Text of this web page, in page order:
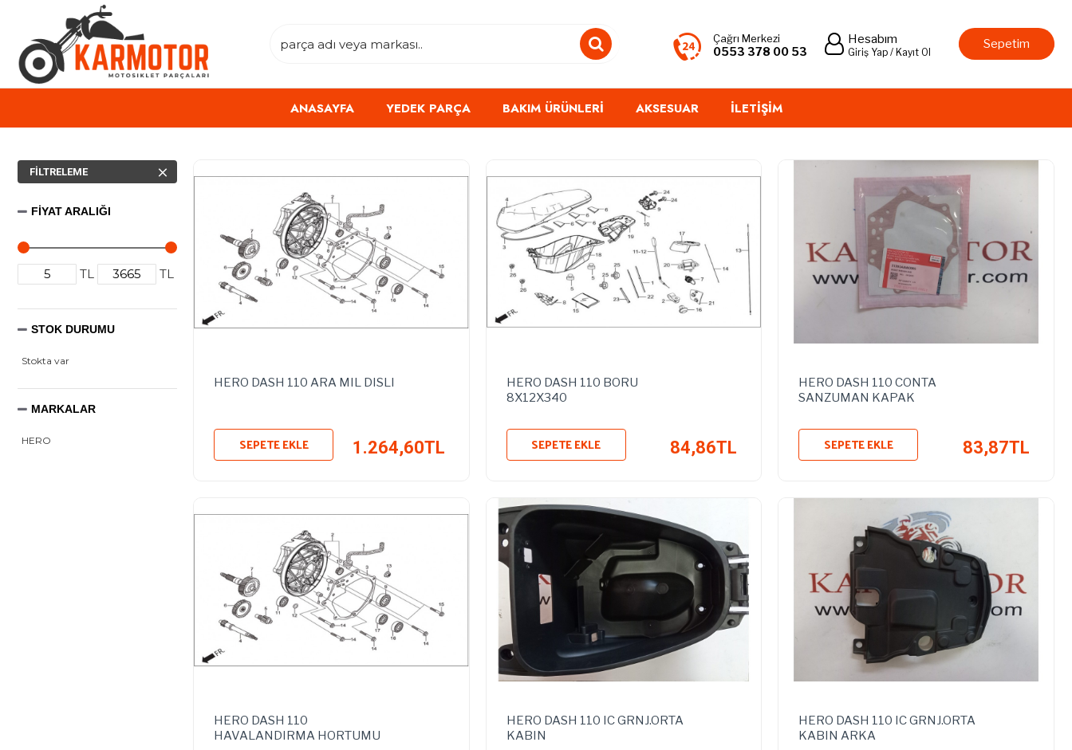
Çağrı Merkezi
0553 378 00 53
Hesabım
Giriş Yap / Kayıt Ol
Sepetim
ANASAYFA YEDEK PARÇA BAKIM ÜRÜNLERI AKSESUAR İLETIŞIM
FILTRELEME
FIYAT ARALIĞI
TL TL
MARKALAR
HERO
STOK DURUMU
Stokta var
HERO DASH 110 ARA MIL DISLI
1.264,60TL
SEPETE EKLE
HERO DASH 110 BORU
8X12X340
84,86TL
SEPETE EKLE
HERO DASH 110 CONTA
SANZUMAN KAPAK
83,87TL
SEPETE EKLE
HERO DASH 110
HAVALANDIRMA HORTUMU
HERO DASH 110 IC GRNJ.ORTA
KABIN
HERO DASH 110 IC GRNJ.ORTA
KABIN ARKA